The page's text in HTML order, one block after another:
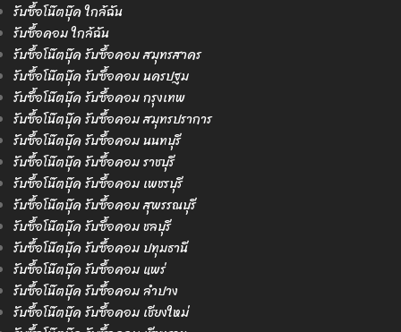
รับซื้อโน๊ตบุ๊ค ใกล้ฉัน
รับซื้อคอม ใกล้ฉัน
รับซื้อโน๊ตบุ๊ค รับซื้อคอม สมุทรสาคร
รับซื้อโน๊ตบุ๊ค รับซื้อคอม นครปฐม
รับซื้อโน๊ตบุ๊ค รับซื้อคอม กรุงเทพ
รับซื้อโน๊ตบุ๊ค รับซื้อคอม สมุทรปราการ
รับซื้อโน๊ตบุ๊ค รับซื้อคอม นนทบุรี
รับซื้อโน๊ตบุ๊ค รับซื้อคอม ราชบุรี
รับซื้อโน๊ตบุ๊ค รับซื้อคอม เพชรบุรี
รับซื้อโน๊ตบุ๊ค รับซื้อคอม สุพรรณบุรี
รับซื้อโน๊ตบุ๊ค รับซื้อคอม ชลบุรี
รับซื้อโน๊ตบุ๊ค รับซื้อคอม ปทุมธานี
รับซื้อโน๊ตบุ๊ค รับซื้อคอม แพร่
รับซื้อโน๊ตบุ๊ค รับซื้อคอม ลำปาง
รับซื้อโน๊ตบุ๊ค รับซื้อคอม เชียงใหม่